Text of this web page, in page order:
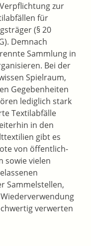
zur
für
(§ 20
Demnach
Sammlung in
Bei der
Spielraum,
Gegebenheiten
lediglich stark
Textilabfälle
in den
gibt es
von öffentlich-
sowie vielen
Sammelstellen,
verwerten